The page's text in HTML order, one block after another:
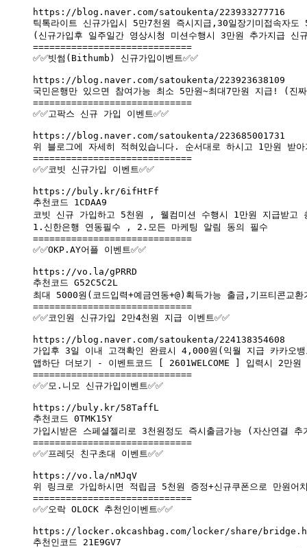
https://blog.naver.com/satoukenta/223933277716
틱톡라이트 신규가입시 5만7천원 즉시지급,30일장기미접속자도
(신규가입후 일주일간 영상시청 미션수행시 3만원 추가지급 신
=============================
✅✅빗썸(Bithumb) 신규가입이벤트✅✅
https://blog.naver.com/satoukenta/223923638109
국민은행만 있으면 참여가능 최소 5만원~최대7만원 지급! (진
=============================
✅✅고팍스 신규 가입 이벤트✅✅
https://blog.naver.com/satoukenta/223685001731
위 블로그에 자세히 적혀있습니다. 순서대로 하시고 1만원 받아
=============================
✅✅코빗 신규가입 이벤트✅✅
https://buly.kr/6ifHtFf
추천코드 1CDAA9
코빗 신규 가입하고 5천원 , 웰컴미션 수행시 1만원 지급받고
1.신한은행 연동필수 , 2.모든 마케팅 알림 동의 필수
=============================
✅✅OKP.AY어플 이벤트✅✅
https://vo.la/gPRRD
추천코드 G52C5C2L
최대 5000원(코드입력+예금연동+@)획득가능 출금,기프티콘교
=============================
✅✅코인원 신규가입 2만4천원 지급 이벤트✅✅
https://blog.naver.com/satoukenta/224138354608
가입후 3일 이내 고객확인 완료시 4,000원(익월 지급 카카오뱅
앱하단 더보기 - 이벤트코드 [ 2601WELCOME ] 입력시 2만원
=============================
✅✅모.니모 신규가입이벤트✅✅
https://buly.kr/58TaffL
추천코드 0TMK15Y
가입시받은 스페셜젤리로 3천원정도 즉시출금가능 (자산연결
=============================
✅✅프레딧 친구초대 이벤트✅✅
https://vo.la/nMJqV
위 링크로 가입하시면 적립금 5천원 증정+신규쿠폰으로 만원어
=============================
✅✅오락 OLOCK 추천인이벤트✅✅
https://locker.okcashbag.com/locker/share/
추천인코드 21E9GV7